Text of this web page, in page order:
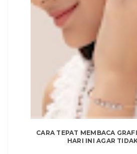
CARA TEPAT MEMBACA
HARI INI AGAR